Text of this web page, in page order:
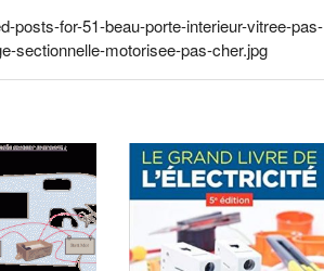
posts-for-51-beau-porte-interieur-vitree-pas-
sectionnelle-motorisee-pas-cher.jpg